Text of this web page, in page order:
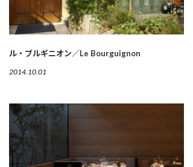
ル・ブルギニオン／Le Bourguignon
2014.10.01